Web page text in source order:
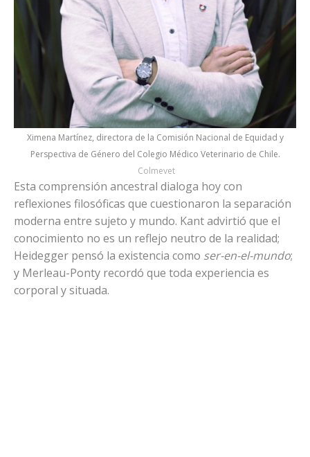
Ximena Martínez, directora de la Comisión Nacional de Equidad y
Perspectiva de Género del Colegio Médico Veterinario de Chile.
Colmevet
Esta comprensión ancestral dialoga hoy con
reflexiones filosóficas que cuestionaron la separación
moderna entre sujeto y mundo. Kant advirtió que el
conocimiento no es un reflejo neutro de la realidad;
Heidegger pensó la existencia como ser-en-el-mundo;
y Merleau-Ponty recordó que toda experiencia es
corporal y situada.